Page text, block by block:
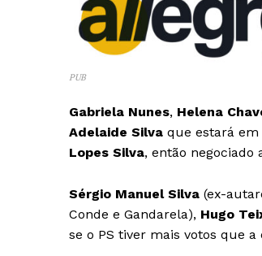
PUB
Gabriela Nunes, Helena
Adelaide Silva que estará
Lopes Silva, então negociado
Sérgio Manuel Silva (ex-
Conde e Gandarela), Hugo
se o PS tiver mais votos que